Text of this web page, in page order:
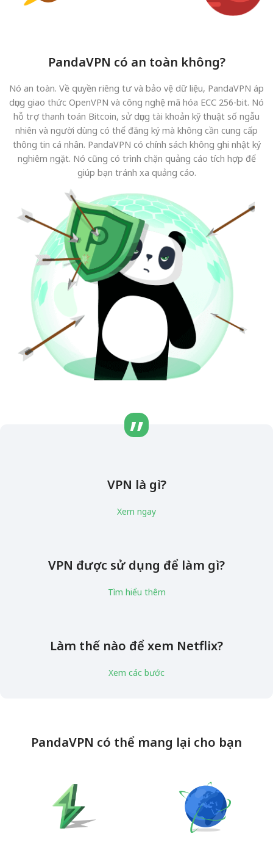
PandaVPN có an toàn không?
Nó an toàn. Về quyền riêng tư và bảo vệ dữ liệu, PandaVPN áp
dụng giao thức OpenVPN và công nghệ mã hóa ECC 256-bit. Nó
hỗ trợ thanh toán Bitcoin, sử dụng tài khoản kỹ thuật số ngẫu
nhiên và người dùng có thể đăng ký mà không cần cung cấp
thông tin cá nhân. PandaVPN có chính sách không ghi nhật ký
nghiêm ngặt. Nó cũng có trình chặn quảng cáo tích hợp để
giúp bạn tránh xa quảng cáo.
VPN là gì?
Xem ngay
VPN được sử dụng để làm gì?
Tìm hiểu thêm
Làm thế nào để xem Netflix?
Xem các bước
PandaVPN có thể mang lại cho bạn